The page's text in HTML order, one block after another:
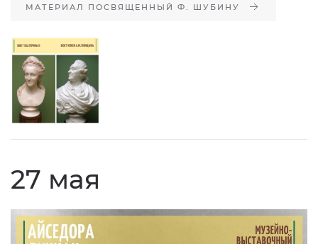
МАТЕРИАЛ ПОСВЯЩЕННЫЙ Ф. ШУБИНУ
27 мая